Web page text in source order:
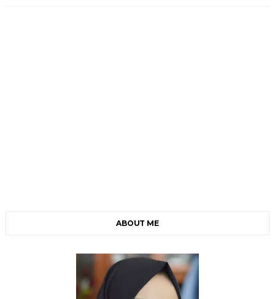
ABOUT ME